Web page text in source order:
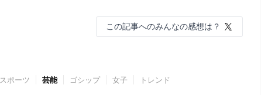
この記事へのみんなの感想は？
スポーツ 芸能 ゴシップ 女子 トレンド